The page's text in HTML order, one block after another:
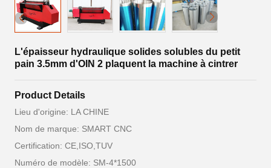
L'épaisseur hydraulique solides solubles du petit
pain 3.5mm d'OIN 2 plaquent la machine à cintrer
Product Details
Lieu d'origine: LA CHINE
Nom de marque: SMART CNC
Certification: CE,ISO,TUV
Numéro de modèle: SM-4*1500